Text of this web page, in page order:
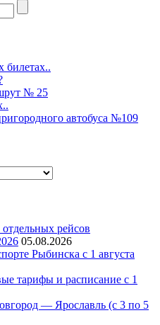
билетах..
№ 25
автобуса №109
рейсов
05.08.2026
Рыбинска с 1 августа
тарифы и расписание с 1
— Ярославль (с 3 по 5